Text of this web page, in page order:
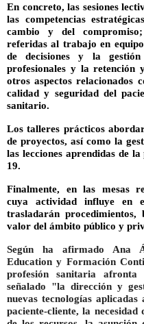
En concreto, las sesiones
las competencias
cambio y del
referidas al trabajo en
de decisiones y la
profesionales y la retención
otros aspectos relacionados
calidad y seguridad del
sanitario.
Lostalleres prácticos
de proyectos, así como la
las lecciones aprendidas de
19.
Finalmente, en las mesas
cuya actividad influye en
trasladarán procedimientos,
valor del ámbito público y
Según ha afirmado Ana
Education y Formación
profesión sanitaria
señalado "la dirección y
nuevas tecnologías
paciente-cliente, la